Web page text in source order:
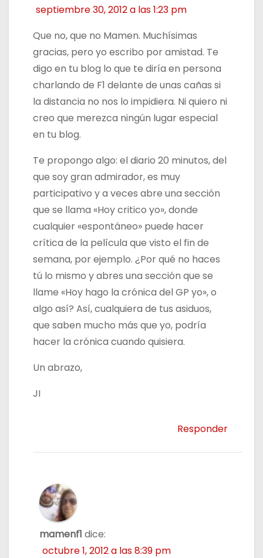
septiembre 30, 2012 a las 1:23 pm
Que no, que no Mamen. Muchísimas
gracias, pero yo escribo por amistad. Te
digo en tu blog lo que te diría en persona
charlando de F1 delante de unas cañas si
la distancia no nos lo impidiera. Ni quiero ni
creo que merezca ningún lugar especial
en tu blog.
Te propongo algo: el diario 20 minutos, del
que soy gran admirador, es muy
participativo y a veces abre una sección
que se llama «Hoy critico yo», donde
cualquier «espontáneo» puede hacer
crítica de la película que visto el fin de
semana, por ejemplo. ¿Por qué no haces
tú lo mismo y abres una sección que se
llame «Hoy hago la crónica del GP yo», o
algo así? Así, cualquiera de tus asiduos,
que saben mucho más que yo, podría
hacer la crónica cuando quisiera.
Un abrazo,
JI
Responder
mamenf1 dice:
octubre 1, 2012 a las 8:39 pm